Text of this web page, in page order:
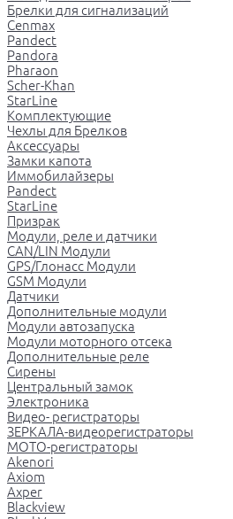
Брелки для сигнализаций
Cenmax
Pandect
Pandora
Pharaon
Scher-Khan
StarLine
Комплектующие
Чехлы для Брелков
Аксессуары
Замки капота
Иммобилайзеры
Pandect
StarLine
Призрак
Модули, реле и датчики
CAN/LIN Модули
GPS/Глонасс Модули
GSM Модули
Датчики
Дополнительные модули
Модули автозапуска
Модули моторного отсека
Дополнительные реле
Сирены
Центральный замок
Электроника
Видео- регистраторы
ЗЕРКАЛА-видеорегистраторы
МОТО-регистраторы
Akenori
Axiom
Axper
Blackview